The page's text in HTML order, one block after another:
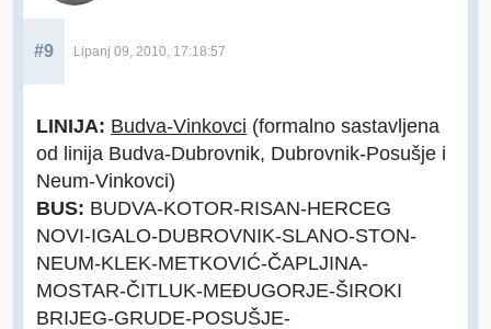
#9 Lipanj 09, 2010, 17:18:57
LINIJA: Budva-Vinkovci (formalno sastavljena
od linija Budva-Dubrovnik, Dubrovnik-Posušje i
Neum-Vinkovci)
BUS: BUDVA-KOTOR-RISAN-HERCEG
NOVI-IGALO-DUBROVNIK-SLANO-STON-
NEUM-KLEK-METKOVIĆ-ČAPLJINA-
MOSTAR-ČITLUK-MEĐUGORJE-ŠIROKI
BRIJEG-GRUDE-POSUŠJE-